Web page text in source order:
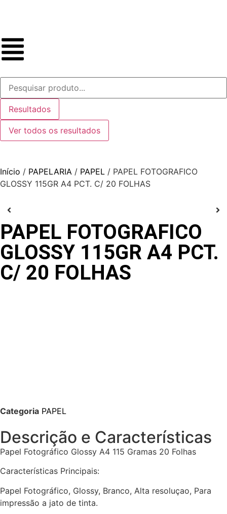
Resultados
Ver todos os resultados
Início / PAPELARIA / PAPEL / PAPEL FOTOGRAFICO
GLOSSY 115GR A4 PCT. C/ 20 FOLHAS
PAPEL FOTOGRAFICO
GLOSSY 115GR A4 PCT.
C/ 20 FOLHAS
Categoria PAPEL
Descrição e Características
Papel Fotográfico Glossy A4 115 Gramas 20 Folhas
Características Principais:
Papel Fotográfico, Glossy, Branco, Alta resoluçao, Para
impressão a jato de tinta.